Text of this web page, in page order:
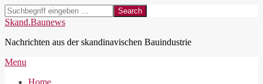
Skip
to
Search
Skand.Baunews
Nachrichten aus der skandinavischen Bauindustrie
Secondary
Menu
Home